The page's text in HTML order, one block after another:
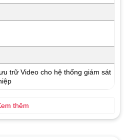
trữ Video cho hệ thống giám sát
thêm